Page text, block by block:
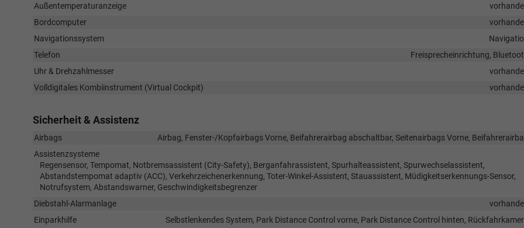
Außentemperaturanzeige
Bordcomputer
Navigationssystem
Telefon
Freisprecheinrichtung,
Uhr & Drehzahlmesser
Volldigitales Kombiinstrument (Virtual Cockpit)
Sicherheit & Assistenz
Airbags
Airbag, Fenster-/Kopfairbags Vorne, Beifahrerairbag abschaltbar, Seitenairbags Vorne,
Assistenzsysteme
Regensensor, Tempomat, Notbremsassistent (City-Safety), Berganfahrassistent, Spurhalteassistent, Spurwechselassistent,
Abstandstempomat adaptiv (ACC), Verkehrzeichenerkennung, Toter-Winkel-Assistent, Stauassistent, Müdigkeitserkennungs-Sensor,
Notrufsystem, Abstandswarner, Geschwindigkeitsbegrenzer
Diebstahl-Alarmanlage
Einparkhilfe
Selbstlenkendes System, Park Distance Control vorne, Park Distance Control hinten,